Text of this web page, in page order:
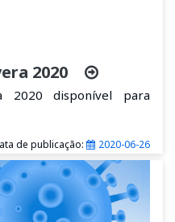
2020
2020 disponível para
de publicação: 2020-06-26